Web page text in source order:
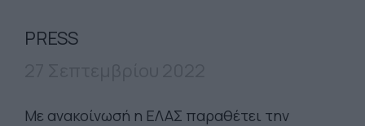
PRESS
Mε ανακοίνωσή η ΕΛΑΣ παραθέτει την